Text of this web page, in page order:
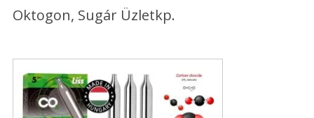
Oktogon, Sugár Üzletkp.